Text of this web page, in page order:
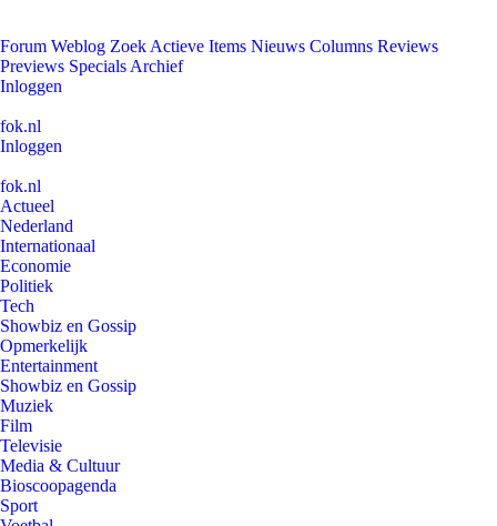
Forum Weblog Zoek Actieve Items Nieuws Columns Reviews
Previews Specials Archief
Inloggen
fok.nl
Inloggen
fok.nl
Actueel
Nederland
Internationaal
Economie
Politiek
Tech
Showbiz en Gossip
Opmerkelijk
Entertainment
Showbiz en Gossip
Muziek
Film
Televisie
Media & Cultuur
Bioscoopagenda
Sport